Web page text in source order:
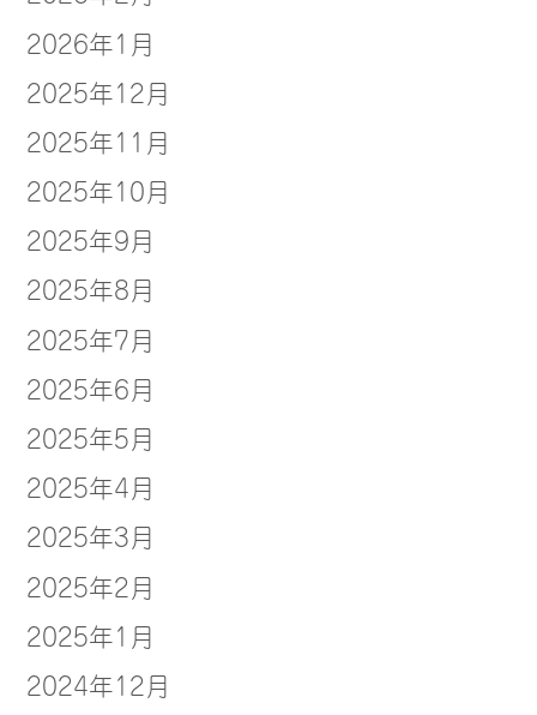
2026年1月
2025年12月
2025年11月
2025年10月
2025年9月
2025年8月
2025年7月
2025年6月
2025年5月
2025年4月
2025年3月
2025年2月
2025年1月
2024年12月